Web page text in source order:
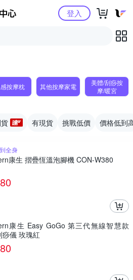
Yahoo購物中心登入
按摩枕 其他按摩家電
美體/刮痧按
摩/暖宮
有現貨 挑戰低價 價格低到
全身
康生 摺疊恆溫泡腳機 CON-W380
康生 Easy GoGo 第三代無線智慧款
痧儀 玫瑰紅